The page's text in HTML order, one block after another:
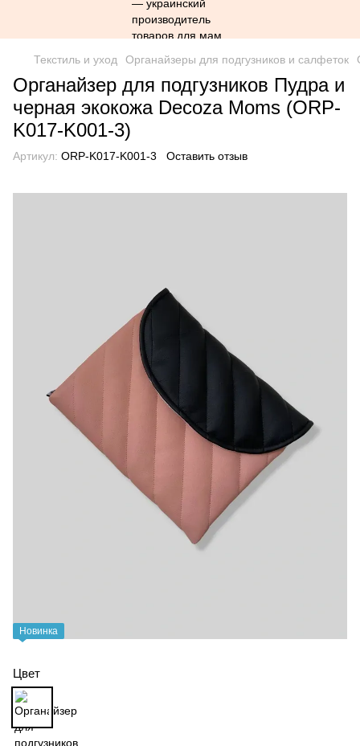
Текстиль и уход Органайзеры для подгузников и салфеток
Органайзер для подгузников Пудра и
черная экокожа Decoza Moms (ORP-
K017-K001-3)
Артикул: ORP-K017-K001-3 Оставить отзыв
Новинка
Цвет